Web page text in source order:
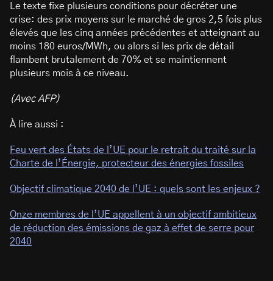
Le texte fixe plusieurs conditions pour décréter une
crise: des prix moyens sur le marché de gros 2,5 fois plus
élevés que les cinq années précédentes et atteignant au
moins 180 euros/MWh, ou alors si les prix de détail
flambent brutalement de 70% et se maintiennent
plusieurs mois à ce niveau.
(Avec AFP)
À lire aussi :
Feu vert des États de l’UE pour le retrait du traité sur la
Charte de l’Énergie, protecteur des énergies fossiles
Objectif climatique 2040 de l’UE : quels sont les enjeux ?
Onze membres de l’UE appellent à un objectif ambitieux
de réduction des émissions de gaz à effet de serre pour
2040